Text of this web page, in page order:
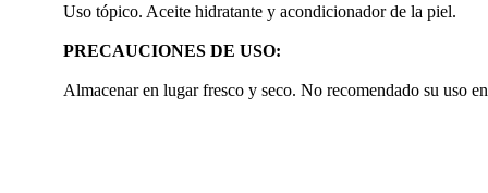
Uso tópico. Aceite hidratante y acondicionador de la piel.
PRECAUCIONES DE USO:
Almacenar en lugar fresco y seco. No recomendado su uso